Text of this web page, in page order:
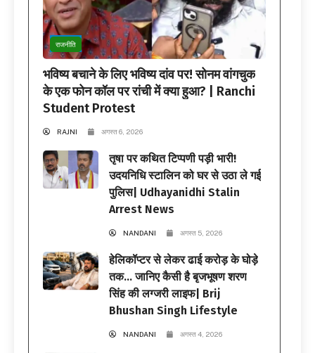
राजनीति
भविष्य बचाने के लिए भविष्य दांव पर! सोनम वांगचुक
के एक फोन कॉल पर रांची में क्या हुआ? | Ranchi
Student Protest
RAJNI अगस्त 6, 2026
तृषा पर कथित टिप्पणी पड़ी भारी!
उदयनिधि स्टालिन को घर से उठा ले गई
पुलिस| Udhayanidhi Stalin
Arrest News
NANDANI अगस्त 5, 2026
हेलिकॉप्टर से लेकर ढाई करोड़ के घोड़े
तक… जानिए कैसी है बृजभूषण शरण
सिंह की लग्जरी लाइफ| Brij
Bhushan Singh Lifestyle
NANDANI अगस्त 4, 2026